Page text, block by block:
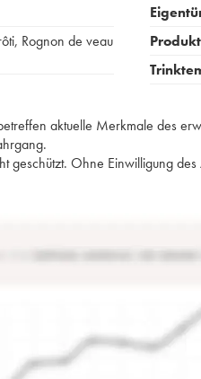
, Rognon de veau
aktuelle Merkmale des
geschützt. Ohne Einwilligung